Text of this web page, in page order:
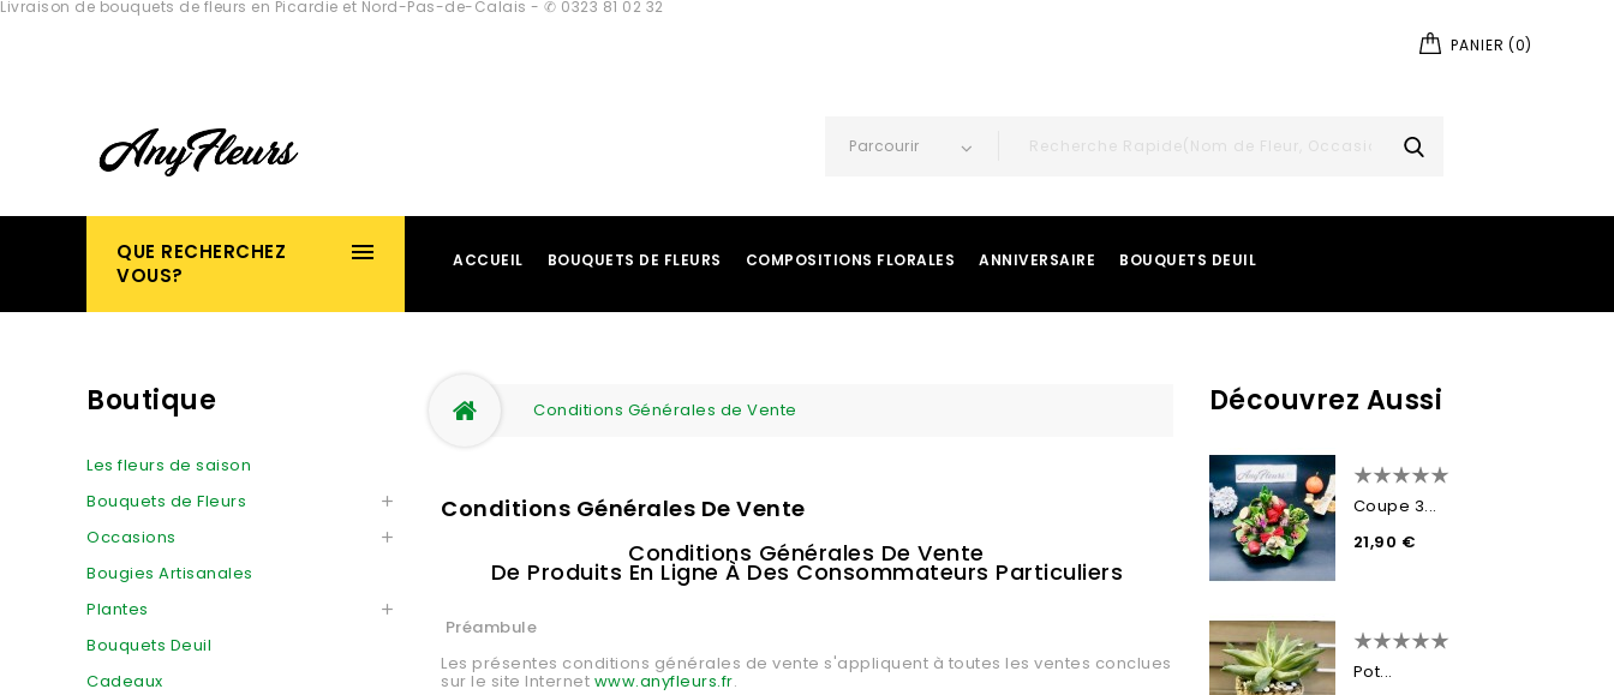
Livraison de bouquets de fleurs en Picardie et Nord-Pas-de-Calais - ✆ 0323 81 02 32
PANIER (0)
Parcourir
QUE RECHERCHEZ
VOUS?
ACCUEIL BOUQUETS DE FLEURS COMPOSITIONS FLORALES ANNIVERSAIRE BOUQUETS DEUIL
Boutique
Les fleurs de saison
Bouquets de Fleurs

Occasions 
Bougies Artisanales
Plantes

Bouquets Deuil
Cadeaux
Conditions Générales de Vente
Conditions Générales De Vente
Conditions Générales De Vente
De Produits En Ligne À Des Consommateurs Particuliers
Préambule
Les présentes conditions générales de vente s'appliquent à toutes les ventes conclues
sur le site Internet www.anyfleurs.fr.
Découvrez Aussi
Coupe 3...
21,90 €
Pot...